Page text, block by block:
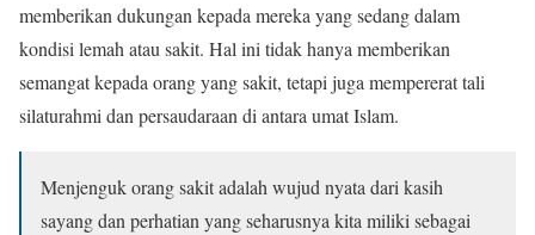
memberikan dukungan kepada mereka yang sedang dalam
kondisi lemah atau sakit. Hal ini tidak hanya memberikan
semangat kepada orang yang sakit, tetapi juga mempererat tali
silaturahmi dan persaudaraan di antara umat Islam.
Menjenguk orang sakit adalah wujud nyata dari kasih
sayang dan perhatian yang seharusnya kita miliki sebagai